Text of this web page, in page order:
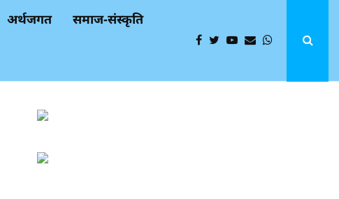
अर्थजगत समाज-संस्कृति